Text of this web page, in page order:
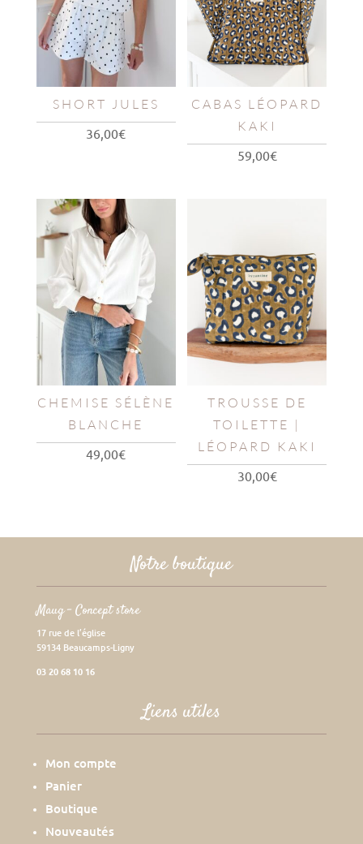
SHORT JULES
36,00€
CABAS LÉOPARD
KAKI
59,00€
CHEMISE SÉLÈNE
BLANCHE
49,00€
TROUSSE DE
TOILETTE |
LÉOPARD KAKI
30,00€
Notre boutique
Maug – Concept store
17 rue de l’église
59134 Beaucamps-Ligny
03 20 68 10 16
Liens utiles
Mon compte
Panier
Boutique
Nouveautés